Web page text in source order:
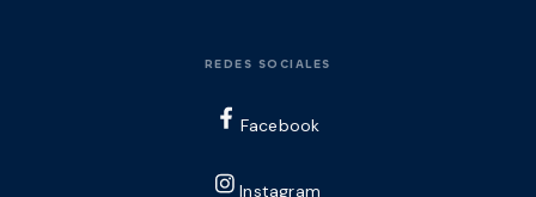
REDES SOCIALES
Facebook
Instagram